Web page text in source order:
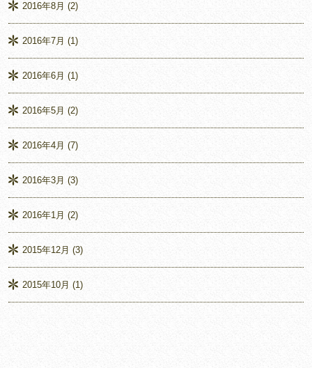
2016年8月 (2)
2016年7月 (1)
2016年6月 (1)
2016年5月 (2)
2016年4月 (7)
2016年3月 (3)
2016年1月 (2)
2015年12月 (3)
2015年10月 (1)